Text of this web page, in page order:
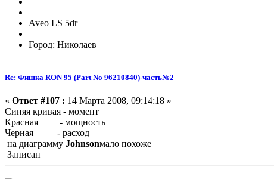
Aveo LS 5dr
Город: Николаев
Re: Фишка RON 95 (Part No 96210840)-часть№2
« Ответ #107 : 14 Марта 2008, 09:14:18 »
Синяя кривая - момент
Красная - мощность
Черная - расход
на диаграмму Johnsonмало похоже
Записан